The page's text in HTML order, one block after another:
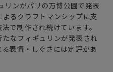
リンがパリの万博公園で発表
るクラフトマンシップに支
で制作され続けています。
なフィギュリンが発表され
表情・しぐさには定評があ